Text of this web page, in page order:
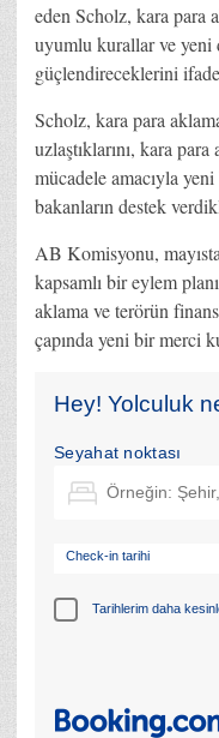
eden Scholz, kara para
uyumlu kurallar ve yeni
güçlendireceklerini
Scholz, kara para
uzlaştıklarını, kara
mücadele amacıyla
bakanların destek
AB Komisyonu,
kapsamlı bir eylem
aklama ve terörün
çapında yeni bir merci
Hey! Yolculuk
Seyahat noktası
Check-in tarihi
Tarihlerim daha